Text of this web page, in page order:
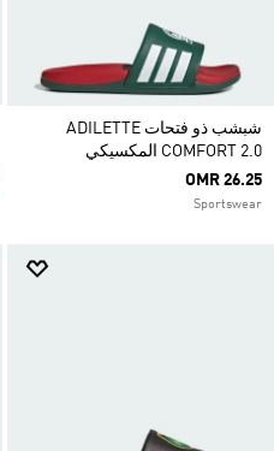
شبشب ذو فتحات ADILETTE
COMFORT 2.0 المكسيكي
OMR 26.25
Sportswear